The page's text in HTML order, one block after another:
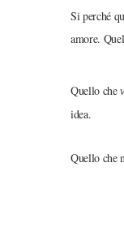
Si perché
amore.
Quello che
idea.
Quello che